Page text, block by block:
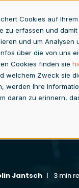
Cookies auf
zu erfassen und
und um
über die von uns
Cookies finden sie
welchem Zweck sie
werden Ihre
daran zu erinnern,
Jantsch 3 min